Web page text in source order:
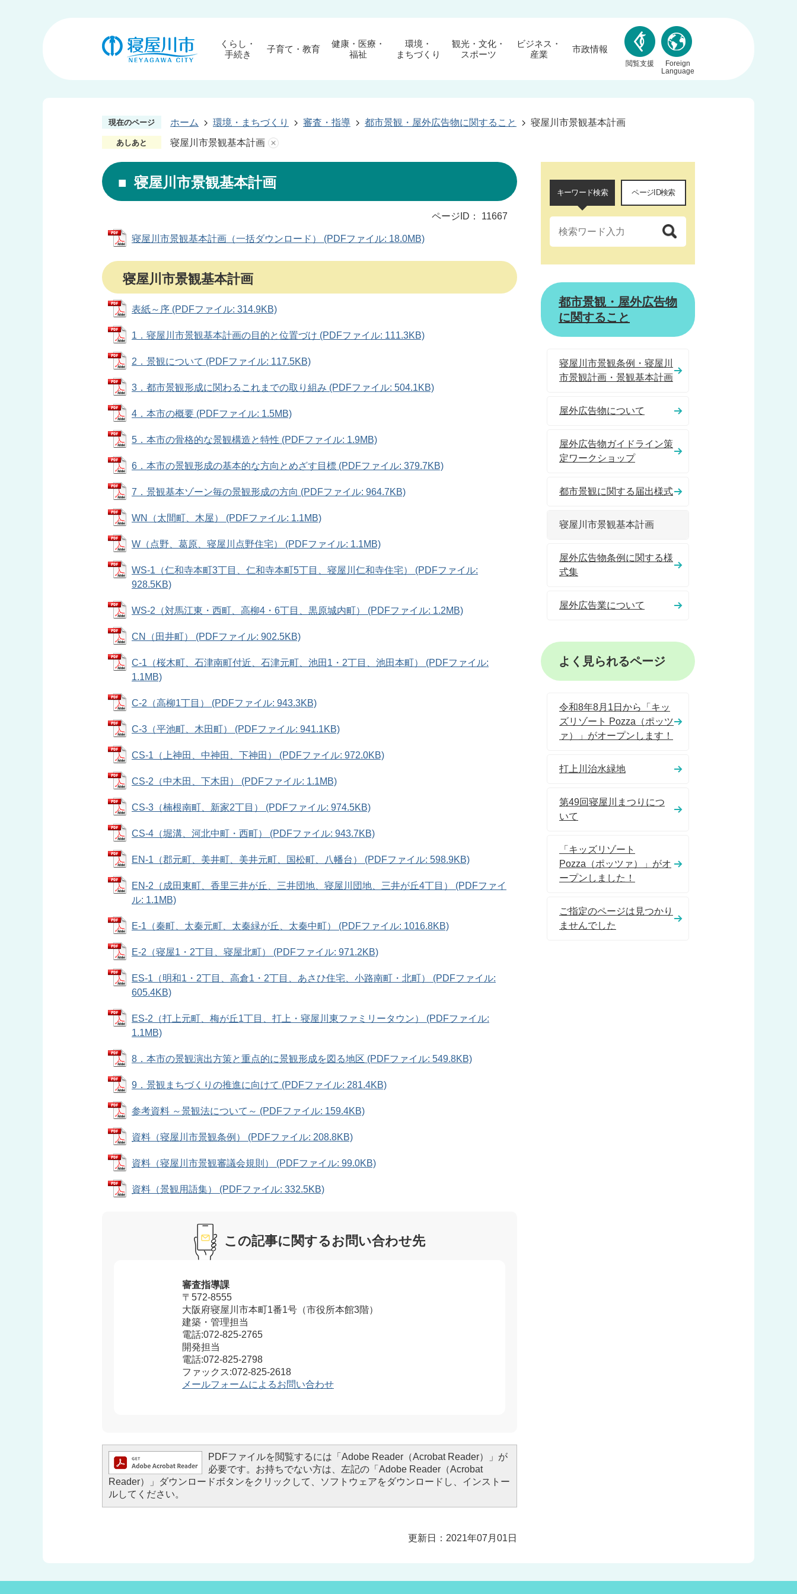
くらし・
手続き
子育て・教育
健康・医療・
福祉
環境・
まちづくり
観光・文化・
スポーツ
ビジネス・
産業
市政情報
閲覧支援
Foreign
Language
現在のページ ホーム 環境・まちづくり 審査・指導 都市景観・屋外広告物に関すること 寝屋川市景観基本計画
あしあと 寝屋川市景観基本計画
寝屋川市景観基本計画
ページID： 11667
寝屋川市景観基本計画（一括ダウンロード） (PDFファイル: 18.0MB)
寝屋川市景観基本計画
表紙～序 (PDFファイル: 314.9KB)
1．寝屋川市景観基本計画の目的と位置づけ (PDFファイル: 111.3KB)
2．景観について (PDFファイル: 117.5KB)
3．都市景観形成に関わるこれまでの取り組み (PDFファイル: 504.1KB)
4．本市の概要 (PDFファイル: 1.5MB)
5．本市の骨格的な景観構造と特性 (PDFファイル: 1.9MB)
6．本市の景観形成の基本的な方向とめざす目標 (PDFファイル: 379.7KB)
7．景観基本ゾーン毎の景観形成の方向 (PDFファイル: 964.7KB)
WN（太間町、木屋） (PDFファイル: 1.1MB)
W（点野、葛原、寝屋川点野住宅） (PDFファイル: 1.1MB)
WS-1（仁和寺本町3丁目、仁和寺本町5丁目、寝屋川仁和寺住宅） (PDFファイル:
928.5KB)
WS-2（対馬江東・西町、高柳4・6丁目、黒原城内町） (PDFファイル: 1.2MB)
CN（田井町） (PDFファイル: 902.5KB)
C-1（桜木町、石津南町付近、石津元町、池田1・2丁目、池田本町） (PDFファイル:
1.1MB)
C-2（高柳1丁目） (PDFファイル: 943.3KB)
C-3（平池町、木田町） (PDFファイル: 941.1KB)
CS-1（上神田、中神田、下神田） (PDFファイル: 972.0KB)
CS-2（中木田、下木田） (PDFファイル: 1.1MB)
CS-3（楠根南町、新家2丁目） (PDFファイル: 974.5KB)
CS-4（堀溝、河北中町・西町） (PDFファイル: 943.7KB)
EN-1（郡元町、美井町、美井元町、国松町、八幡台） (PDFファイル: 598.9KB)
EN-2（成田東町、香里三井が丘、三井団地、寝屋川団地、三井が丘4丁目） (PDFファイ
ル: 1.1MB)
E-1（秦町、太秦元町、太秦緑が丘、太秦中町） (PDFファイル: 1016.8KB)
E-2（寝屋1・2丁目、寝屋北町） (PDFファイル: 971.2KB)
ES-1（明和1・2丁目、高倉1・2丁目、あさひ住宅、小路南町・北町） (PDFファイル:
605.4KB)
ES-2（打上元町、梅が丘1丁目、打上・寝屋川東ファミリータウン） (PDFファイル:
1.1MB)
8．本市の景観演出方策と重点的に景観形成を図る地区 (PDFファイル: 549.8KB)
9．景観まちづくりの推進に向けて (PDFファイル: 281.4KB)
参考資料 ～景観法について～ (PDFファイル: 159.4KB)
資料（寝屋川市景観条例） (PDFファイル: 208.8KB)
資料（寝屋川市景観審議会規則） (PDFファイル: 99.0KB)
資料（景観用語集） (PDFファイル: 332.5KB)
この記事に関するお問い合わせ先
審査指導課
〒572-8555
大阪府寝屋川市本町1番1号（市役所本館3階）
建築・管理担当
電話:072-825-2765
開発担当
電話:072-825-2798
ファックス:072-825-2618
メールフォームによるお問い合わせ
PDFファイルを閲覧するには「Adobe Reader（Acrobat Reader）」が
必要です。お持ちでない方は、左記の「Adobe Reader（Acrobat
Reader）」ダウンロードボタンをクリックして、ソフトウェアをダウンロードし、インストー
ルしてください。
更新日：2021年07月01日
キーワード検索 ページID検索
都市景観・屋外広告物
に関すること
寝屋川市景観条例・寝屋川
市景観計画・景観基本計画
屋外広告物について
屋外広告物ガイドライン策
定ワークショップ
都市景観に関する届出様式
寝屋川市景観基本計画
屋外広告物条例に関する様
式集
屋外広告業について
よく見られるページ
令和8年8月1日から「キッ
ズリゾート Pozza（ポッツ
ァ）」がオープンします！
打上川治水緑地
第49回寝屋川まつりにつ
いて
「キッズリゾート
Pozza（ポッツァ）」がオ
ープンしました！
ご指定のページは見つかり
ませんでした